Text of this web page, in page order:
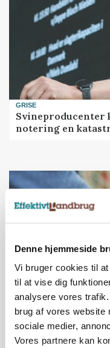
Denne hjemmeside
Vi bruger cookies til
til at vise dig
analysere vores
brug af vores website
sociale medier,
Vores partnere kan
GRISE
Svineproducenter
notering en
LÆSERBREVE
Debat:
kravene til økologi